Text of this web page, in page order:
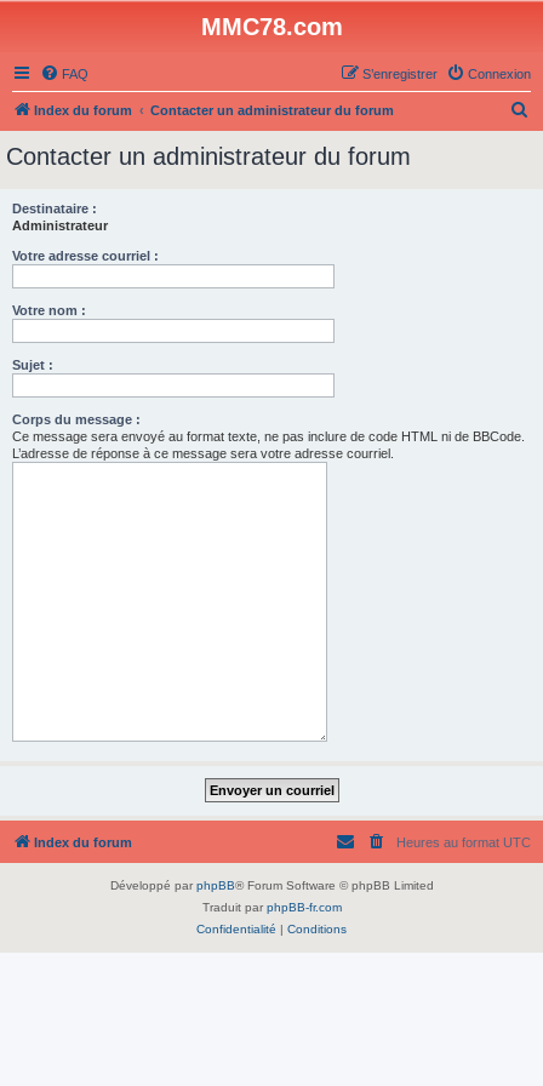
MMC78.com
FAQ Connexion
S’enregistrer
Index du forum Contacter un administrateur du forum
Contacter un administrateur du forum
Destinataire :
Administrateur
Votre adresse courriel :
Votre nom :
Sujet :
Corps du message :
Ce message sera envoyé au format texte, ne pas inclure de code HTML ni de BBCode.
L’adresse de réponse à ce message sera votre adresse courriel.
Index du forum Heures au format UTC
Développé par phpBB® Forum Software © phpBB Limited
Traduit par phpBB-fr.com
Confidentialité | Conditions